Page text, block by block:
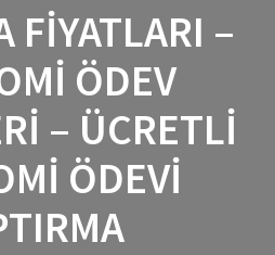
FIYATLARI –
ÖDEV
– ÜCRETLI
ÖDEVI